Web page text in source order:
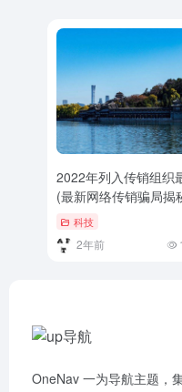
2022年列入传销组织
(最新网络传销骗局揭
科技
2年前
OneNav 一为导航主题，